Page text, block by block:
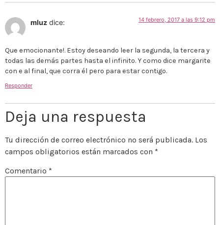
mluz dice: 14 febrero, 2017 a las 9:12 pm
Que emocionante!. Estoy deseando leer la segunda, la tercera y
todas las demás partes hasta el infinito. Y como dice margarite
con e al final, que corra él pero para estar contigo.
Responder
Deja una respuesta
Tu dirección de correo electrónico no será publicada. Los
campos obligatorios están marcados con *
Comentario *